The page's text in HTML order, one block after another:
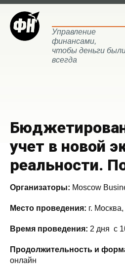
Управление
финансами,
чтобы деньги
всегда
учет в новой
реальности.
Организаторы: Moscow
Место проведения: г.
Время проведения: 2 дня с
Продолжительность и
онлайн